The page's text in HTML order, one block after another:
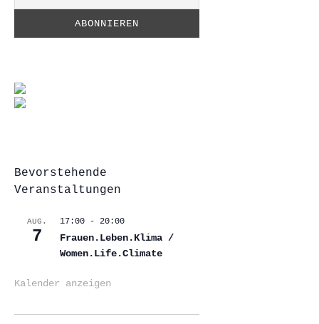
Bevorstehende
Veranstaltungen
AUG.
7
17:00 - 20:00
Frauen.Leben.Klima /
Women.Life.Climate
Kalender anzeigen